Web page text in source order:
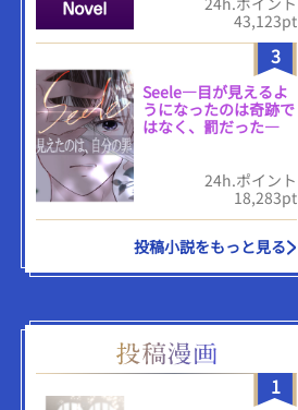
43,123pt
3
Seele―目が見えるよ
うになったのは奇跡で
はなく、罰だった―
24h.ポイント
18,283pt
投稿小説をもっと見る
1